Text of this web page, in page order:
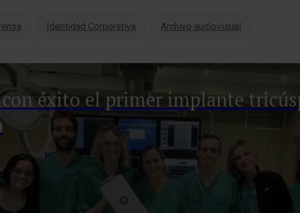
Identidad Corporativa Archivo audiovisual
éxito el primer implante